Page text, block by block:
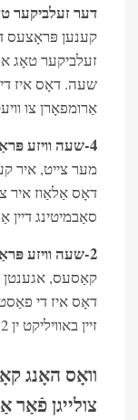
דער זעלביקער
קענען פּראָצעס
זעלביקער טאָג
שעה. דאָס איז
אַרומפאָרן צו
4-שעה וויזע פּראַסעסינג דינסט
סאַבמיטינג דיין
2-שעה וויזע פּראַסעסינג דינסט
דאָס איז די
זיין באוויליקט ין 2 שעה פון סאַבמיטינג דיין אַפּלאַקיישאַן.
וואָס האָנג
צולייגן פֿאַר